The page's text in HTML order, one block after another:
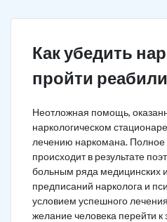
Как убедить
пройти
Неотложная помощь,
наркологическом
лечению наркомана.
происходит в результате
больным ряда медицинских
предписаний нарколога и
условием успешного
желание человека перейти к